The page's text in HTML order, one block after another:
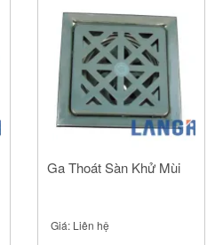
Ga Thoát Sàn Khử Mùi
Giá: Liên hệ